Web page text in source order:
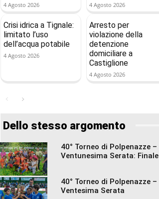
4 Agosto 2026 4 Agosto 2026
Crisi idrica a Tignale:
limitato l’uso
dell’acqua potabile
4 Agosto 2026
Arresto per
violazione della
detenzione
domiciliare a
Castiglione
4 Agosto 2026
Dello stesso argomento
40° Torneo di Polpenazze –
Ventunesima Serata: Finale
40° Torneo di Polpenazze –
Ventesima Serata